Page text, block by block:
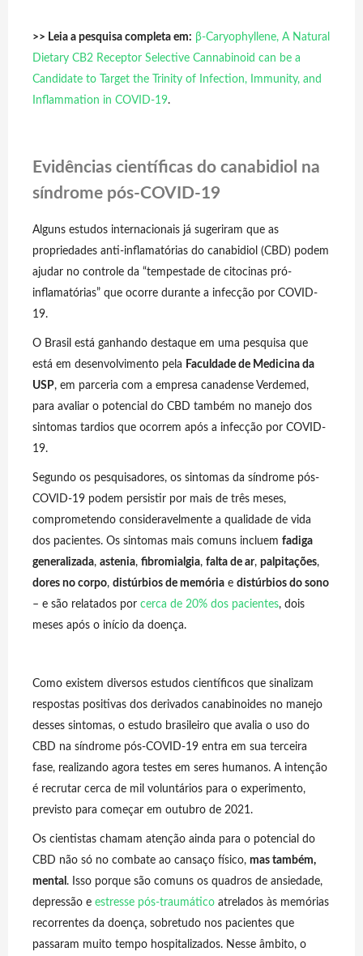
>> Leia a pesquisa completa em: β-Caryophyllene, A Natural
Dietary CB2 Receptor Selective Cannabinoid can be a
Candidate to Target the Trinity of Infection, Immunity, and
Inflammation in COVID-19.
Evidências científicas do canabidiol na
síndrome pós-COVID-19
Alguns estudos internacionais já sugeriram que as
propriedades anti-inflamatórias do canabidiol (CBD) podem
ajudar no controle da “tempestade de citocinas pró-
inflamatórias” que ocorre durante a infecção por COVID-
19.
O Brasil está ganhando destaque em uma pesquisa que
está em desenvolvimento pela Faculdade de Medicina da
USP, em parceria com a empresa canadense Verdemed,
para avaliar o potencial do CBD também no manejo dos
sintomas tardios que ocorrem após a infecção por COVID-
19.
Segundo os pesquisadores, os sintomas da síndrome pós-
COVID-19 podem persistir por mais de três meses,
comprometendo consideravelmente a qualidade de vida
dos pacientes. Os sintomas mais comuns incluem fadiga
generalizada, astenia, fibromialgia, falta de ar, palpitações,
dores no corpo, distúrbios de memória e distúrbios do sono
– e são relatados por cerca de 20% dos pacientes, dois
meses após o início da doença.
Como existem diversos estudos científicos que sinalizam
respostas positivas dos derivados canabinoides no manejo
desses sintomas, o estudo brasileiro que avalia o uso do
CBD na síndrome pós-COVID-19 entra em sua terceira
fase, realizando agora testes em seres humanos. A intenção
é recrutar cerca de mil voluntários para o experimento,
previsto para começar em outubro de 2021.
Os cientistas chamam atenção ainda para o potencial do
CBD não só no combate ao cansaço físico, mas também,
mental . Isso porque são comuns os quadros de ansiedade,
depressão e estresse pós-traumático atrelados às memórias
recorrentes da doença, sobretudo nos pacientes que
passaram muito tempo hospitalizados. Nesse âmbito, o